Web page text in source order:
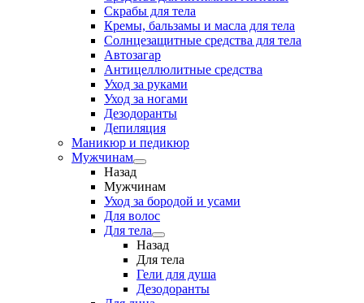
Скрабы для тела
Кремы, бальзамы и масла для тела
Солнцезащитные средства для тела
Автозагар
Антицеллюлитные средства
Уход за руками
Уход за ногами
Дезодоранты
Депиляция
Маникюр и педикюр
Мужчинам
Назад
Мужчинам
Уход за бородой и усами
Для волос
Для тела
Назад
Для тела
Гели для душа
Дезодоранты